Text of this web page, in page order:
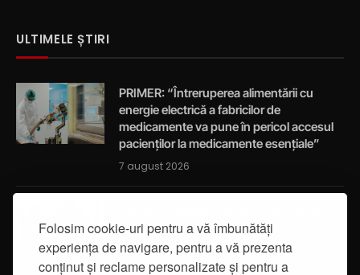
Folosim cookie-uri pentru a vă îmbunătăți
experiența de navigare, pentru a vă prezenta
conținut și reclame personalizate și pentru a
ULTIMELE ȘTIRI
PRIMER: “Întreruperea alimentării cu
energie electrică a fabricilor de
medicamente va pune în pericol accesul
pacienților la medicamente esențiale”
7 august 2026
integrității
7 august 2026